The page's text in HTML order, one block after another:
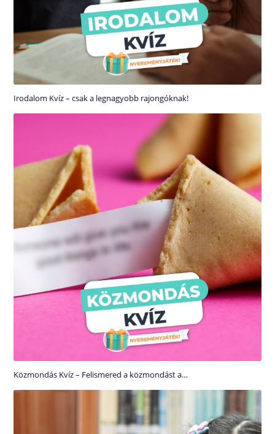
Irodalom Kvíz – csak a legnagyobb rajongóknak!
Közmondás Kvíz – Felismered a közmondást a…